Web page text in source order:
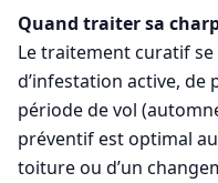
Quand traiter sa
Le traitement curatif
d’infestation active, de
période de vol
préventif est optimal
toiture ou d’un